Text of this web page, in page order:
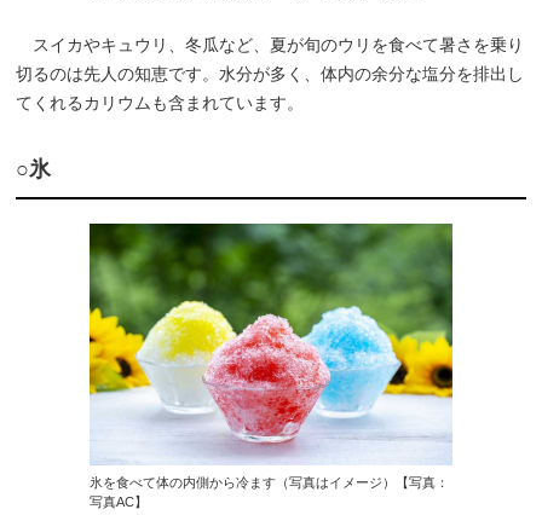
スイカやキュウリ、冬瓜など、夏が旬のウリを食べて暑さを乗り
切るのは先人の知恵です。水分が多く、体内の余分な塩分を排出し
てくれるカリウムも含まれています。
○氷
氷を食べて体の内側から冷ます（写真はイメージ）【写真：
写真AC】